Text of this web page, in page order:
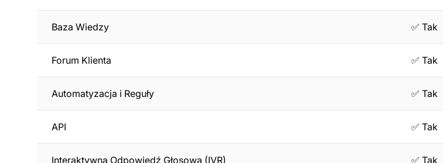
Baza Wiedzy ✅ Tak
Forum Klienta ✅ Tak
Automatyzacja i Reguły ✅ Tak
API ✅ Tak
Interaktywna Odpowiedź Głosowa (IVR) ✅ Tak